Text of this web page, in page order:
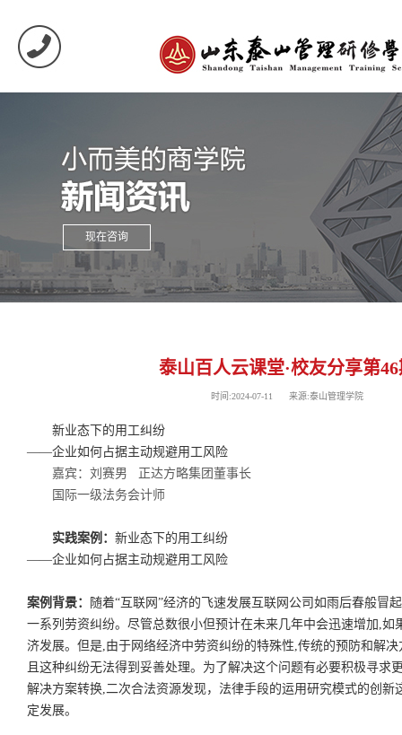
现在咨询
泰山百人云课堂·校友分享第46
时间:2024-07-11 来源:泰山管理学院
新业态下的用工纠纷
——企业如何占据主动规避用工风险
嘉宾：刘赛男 正达方略集团董事长
国际一级法务会计师
实践案例： 新业态下的用工纠纷
——企业如何占据主动规避用工风险
案例背景：
随着“互联网”经济的飞速发展互联网公司如雨后春般冒
一系列劳资纠纷。尽管总数很小但预计在未来几年中会迅速增加,如
济发展。但是,由于网络经济中劳资纠纷的特殊性,传统的预防和解
且这种纠纷无法得到妥善处理。为了解决这个问题有必要积极寻求
解决方案转换,二次合法资源发现，法律手段的运用研究模式的创新
定发展。